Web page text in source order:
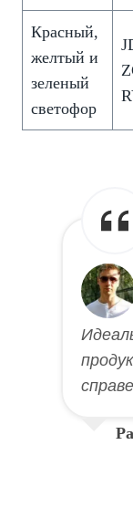
Красный,
желтый и
зеленый
светофор